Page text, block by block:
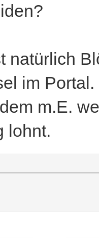
natürlich
im
m.E.
lohnt.